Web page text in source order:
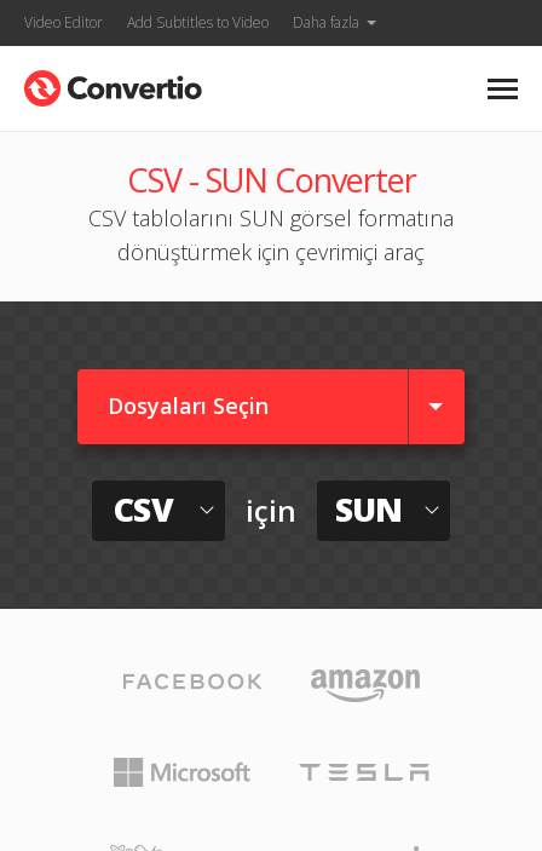
Video Editor Add Subtitles to Video Daha fazla
CSV - SUN Converter
CSV tablolarını SUN görsel formatına
dönüştürmek için çevrimiçi araç
Dosyaları Seçin
CSV için SUN